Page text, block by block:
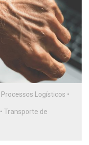
Processos Logísticos •
• Transporte de